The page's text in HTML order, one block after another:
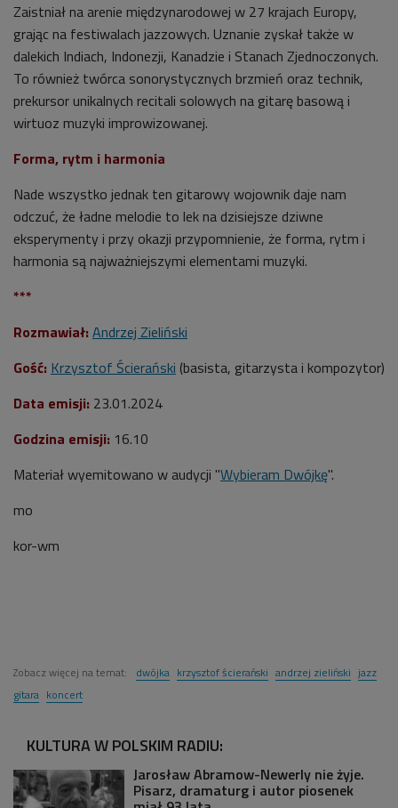
Zaistniał na arenie międzynarodowej w 27 krajach Europy,
grając na festiwalach jazzowych. Uznanie zyskał także w
dalekich Indiach, Indonezji, Kanadzie i Stanach Zjednoczonych.
To również twórca sonorystycznych brzmień oraz technik,
prekursor unikalnych recitali solowych na gitarę basową i
wirtuoz muzyki improwizowanej.
Forma, rytm i harmonia
Nade wszystko jednak ten gitarowy wojownik daje nam
odczuć, że ładne melodie to lek na dzisiejsze dziwne
eksperymenty i przy okazji przypomnienie, że forma, rytm i
harmonia są najważniejszymi elementami muzyki.
***
Rozmawiał: Andrzej Zieliński
Gość: Krzysztof Ścierański (basista, gitarzysta i kompozytor)
Data emisji: 23.01.2024
Godzina emisji: 16.10
Materiał wyemitowano w audycji "Wybieram Dwójkę".
mo
kor-wm
Zobacz więcej na temat: dwójka krzysztof ścierański andrzej zieliński jazz
gitara koncert
KULTURA W POLSKIM RADIU:
Jarosław Abramow-Newerly nie żyje.
Pisarz, dramaturg i autor piosenek